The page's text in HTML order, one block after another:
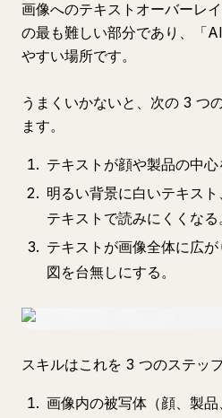
画像へのテキストオーバーレ
の最も難しい部分であり、「
やすい場所です。
うまくいかないと、次の 3 つ
ます。
テキストが顔や製品の中心
明るい背景に白いテキス
テキストで読みにくくなる
テキストが画像全体に広
図を台無しにする。
スキルはこれを 3 つのステッ
画像内の被写体（顔、製品